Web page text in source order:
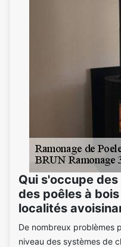
Qui s'occupe
des poêles à
localités
De nombreux problèmes
niveau des systèmes de